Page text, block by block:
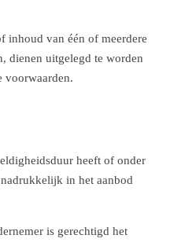
inhoud van één of meerdere
dienen uitgelegd te worden
voorwaarden.
heeft of onder
in het aanbod
is gerechtigd het